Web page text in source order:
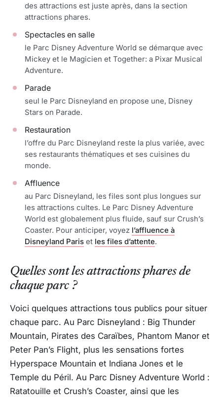
des attractions est juste après, dans la section
attractions phares.
Spectacles en salle
le Parc Disney Adventure World se démarque avec
Mickey et le Magicien et Together: a Pixar Musical
Adventure.
Parade
seul le Parc Disneyland en propose une, Disney
Stars on Parade.
Restauration
l’offre du Parc Disneyland reste la plus variée, avec
ses restaurants thématiques et ses cuisines du
monde.
Affluence
au Parc Disneyland, les files sont plus longues sur
les attractions cultes. Le Parc Disney Adventure
World est globalement plus fluide, sauf sur Crush’s
Coaster. Pour anticiper, voyez l’affluence à
Disneyland Paris et les files d’attente.
Quelles sont les attractions phares de
chaque parc ?
Voici quelques attractions tous publics pour situer
chaque parc. Au Parc Disneyland : Big Thunder
Mountain, Pirates des Caraïbes, Phantom Manor et
Peter Pan’s Flight, plus les sensations fortes
Hyperspace Mountain et Indiana Jones et le
Temple du Péril. Au Parc Disney Adventure World :
Ratatouille et Crush’s Coaster, ainsi que les